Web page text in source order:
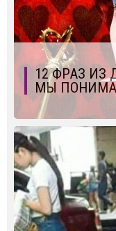
12 ФРАЗ ИЗ
МЫ